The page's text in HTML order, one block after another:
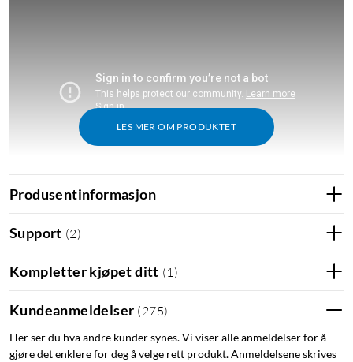
LES MER OM PRODUKTET
Produsentinformasjon
Support (2)
Kompletter kjøpet ditt (1 )
Kundeanmeldelser (275)
Her ser du hva andre kunder synes. Vi viser alle anmeldelser for å
gjøre det enklere for deg å velge rett produkt. Anmeldelsene skrives